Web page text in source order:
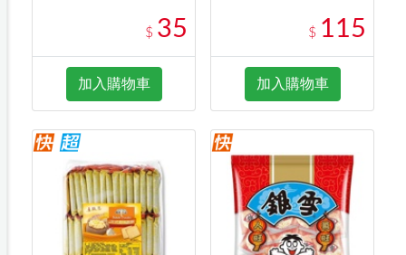
$ 35
加入購物車
$ 115
加入購物車